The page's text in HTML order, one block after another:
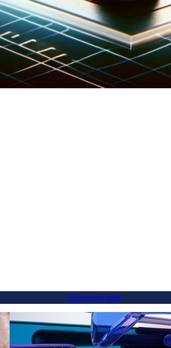
Sammenligne
Endelig en bedre Weglot-alternativ — og
du kan skifte på 5 minutter